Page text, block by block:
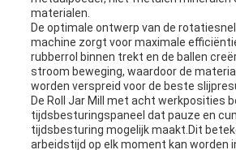
materialen.
De optimale ontwerp van de
machine zorgt voor maximale
rubberrol binnen trekt en de ballen
stroom beweging, waardoor de
worden verspreid voor de beste
De Roll Jar Mill met acht werkposities
tijdsbesturingspaneel dat pauze en
tijdsbesturing mogelijk maakt.Dit
arbeidstijd op elk moment kan worden